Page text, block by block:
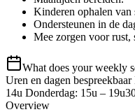
Kinderen ophalen van
Ondersteunen in de
Mee zorgen voor rust,
What does your weekly
Uren en dagen
14u Donderdag: 15u –
Overview